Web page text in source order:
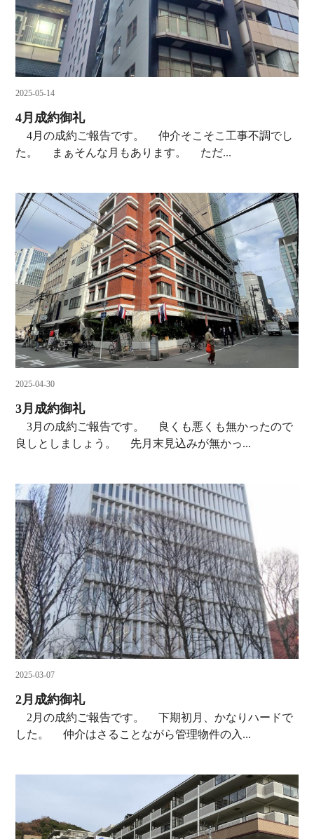
2025-05-14
4月成約御礼
4月の成約ご報告です。 仲介そこそこ工事不調でし
た。 まぁそんな月もあります。 ただ...
2025-04-30
3月成約御礼
3月の成約ご報告です。 良くも悪くも無かったので
良しとしましょう。 先月末見込みが無かっ...
2025-03-07
2月成約御礼
2月の成約ご報告です。 下期初月、かなりハードで
した。 仲介はさることながら管理物件の入...